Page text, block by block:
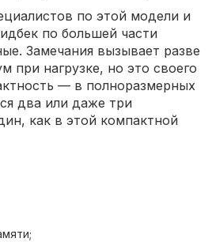
по этой модели и
по большей части
Замечания вызывает разве
при нагрузке, но это своего
— в полноразмерных
два или даже три
как в этой компактной